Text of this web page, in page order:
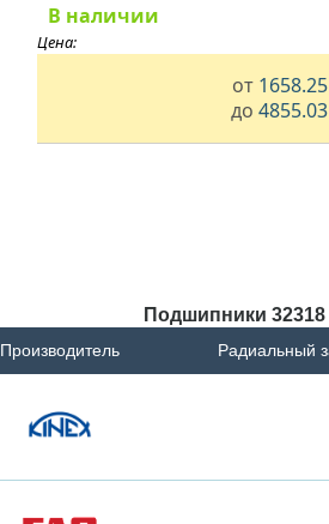
В наличии
Цена:
от 1658.25
до 4855.03
Подшипники 32318
Производитель Радиальный